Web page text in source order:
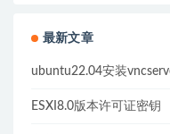
最新文章
ubuntu22.04安装
ESXI8.0版本许可证密钥